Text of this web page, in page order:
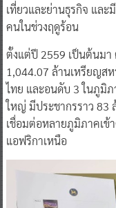
เที่ยวและย่านธุรกิจ และ
คนในช่วงฤดูร้อน
ตั้งแต่ปี 2559 เป็นต้นมา
1,044.07 ล้านเหรียญส
ไทย และอนดับ 3 ในภูมิ
ใหญ่ มีประชากรราว 83
เชื่อมต่อหลายภูมิภาคเข้
แอฟริกาเหนือ